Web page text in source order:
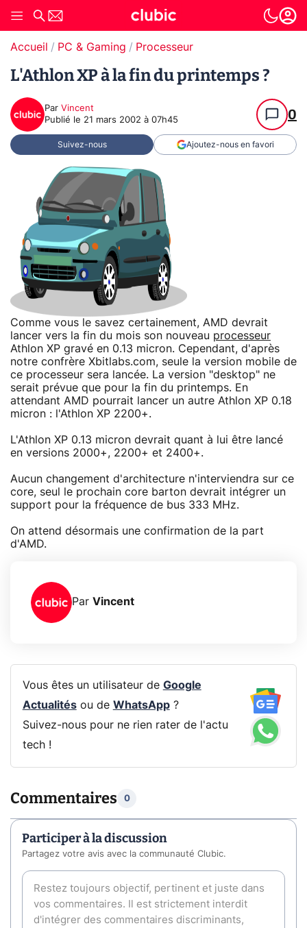
Accueil PC & Gaming Processeur
L'Athlon XP à la fin du printemps ?
Par Vincent
Publié le 21 mars 2002 à 07h45 0
Suivez-nous Ajoutez-nous en favori
Comme vous le savez certainement, AMD devrait
lancer vers la fin du mois son nouveau processeur
Athlon XP gravé en 0.13 micron. Cependant, d'après
notre confrère Xbitlabs.com, seule la version mobile de
ce processeur sera lancée. La version "desktop" ne
serait prévue que pour la fin du printemps. En
attendant AMD pourrait lancer un autre Athlon XP 0.18
micron : l'Athlon XP 2200+.
L'Athlon XP 0.13 micron devrait quant à lui être lancé
en versions 2000+, 2200+ et 2400+.
Aucun changement d'architecture n'interviendra sur ce
core, seul le prochain core barton devrait intégrer un
support pour la fréquence de bus 333 MHz.
On attend désormais une confirmation de la part
d'AMD.
Par Vincent
Vous êtes un utilisateur de Google
Actualitésou de WhatsApp?
Suivez-nous pour ne rien rater de l'actu
tech !
Commentaires 0
Participer à la discussion
Partagez votre avis avec la communauté Clubic.